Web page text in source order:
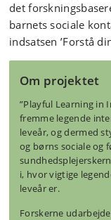
det
barnets sociale
indsatsen ’Forstå
Om projektet
”Playful Learning in
fremme legende
leveår, og dermed
og børns sociale og
i, hvor vigtige
leveår er.
Forskerne